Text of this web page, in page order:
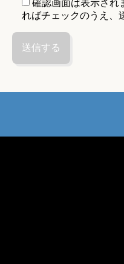
確認画面は表示され
ればチェックのうえ、